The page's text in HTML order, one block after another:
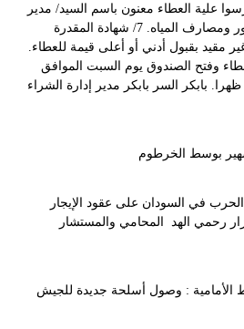
لمن يرسوا علية العطاء معنون باسم السيد/ مدير
عام هيئة الطرق والجسور ومصارف المياه. 7/ شهادة المقدرة
العام غير مقيد بقبول أدني أو أعلى قيمة للعطاء.
وفتح الصندوق يوم السبت الموافق
12م السـ12ـاعة ظهرا. بابكر السر بابكر مدير إدارة الشراء
بوسط الخرطوم
في السودان على عقود الإيجار
رحمي الهد المحامي والمستشار
الأمامية : وصول أسلحة جديدة للجيش